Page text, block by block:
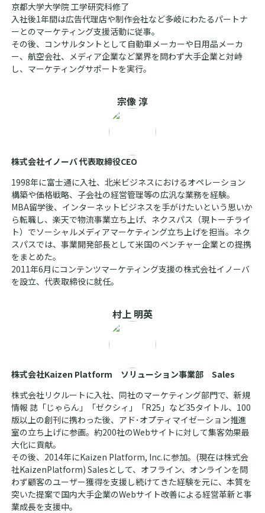
京都大学大学院 工学研究科修了
入社後1年間は広告代理店や制作会社など多岐にわたるパートナ
ーとのマーケティング支援活動に従事。
その後、コンサルタントとして自動車メーカーや日用品メーカ
ー、航空会社、メディア企業など業界を問わず大手企業と対峙
し、マーケティングサポートを実行。
宗像 淳
株式会社イノーバ 代表取締役CEO
1998年に富士通に入社、北米ビジネスにおけるオペレーション
構築や価格戦略、子会社の経営管理等の広汎な業務を経験。
MBA留学後、インターネットビジネスを手がけたいという思いか
ら転職し、楽天で物流事業立ち上げ、ネクスパス（現トーチライ
ト）でソーシャルメディアマーケティング立ち上げを担当。ネク
スパスでは、事業開発部長として米国のベンチャー企業との提携
をまとめた。
2011年6月にコンテンツマーケティング支援の株式会社イノーバ
を設立、代表取締役に就任。
村上 明英
株式会社Kaizen Platform ソリューション事業部 Sales
株式会社リクルートに入社、同社のマーケティング部門で、新規
情報 誌「じゃらん」「ゼクシィ」「R25」など35タイトル、100
版以上の創刊に携わった後、アド･オプティマイゼーション推進
室の立ち上げに参画。約200社のWebサイトに対して集客効果最
大化に貢献。
その後、2014年にKaizen Platform, Inc.に参加。(現在は株式会
社KaizenPlatform) Salesとして、オフライン、オンラインを問
わず顧客のユーザー獲得を支援し続けてきた経験を元に、本質を
突いた提案で国内大手企業のWebサイト改善による経営革新と事
業成長を支援中。